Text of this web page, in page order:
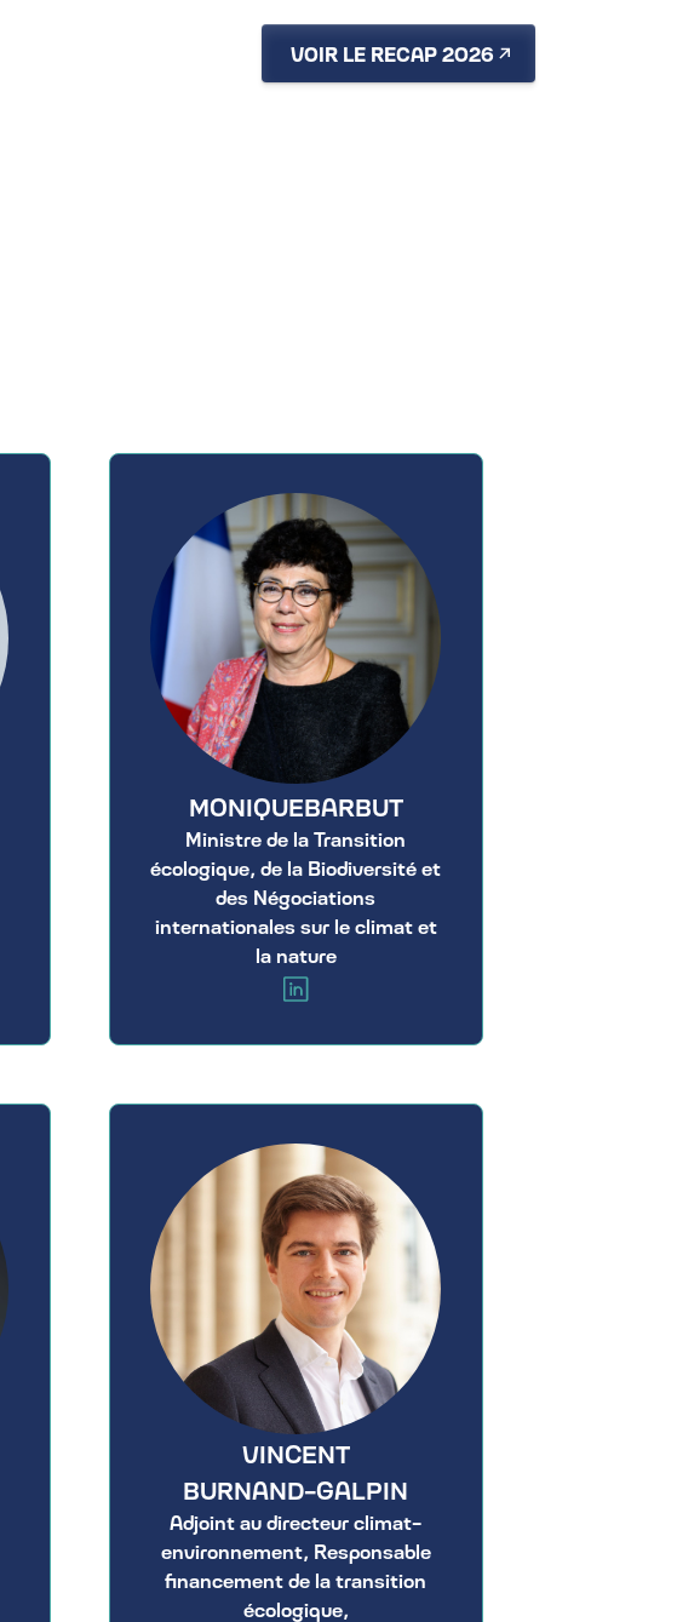
VOIR LE RECAP 2026
MONIQUEBARBUT
Ministre de la Transition
écologique, de la Biodiversité et
des Négociations
internationales sur le climat et
la nature
VINCENT
BURNAND-GALPIN
Adjoint au directeur climat-
environnement, Responsable
financement de la transition
écologique,